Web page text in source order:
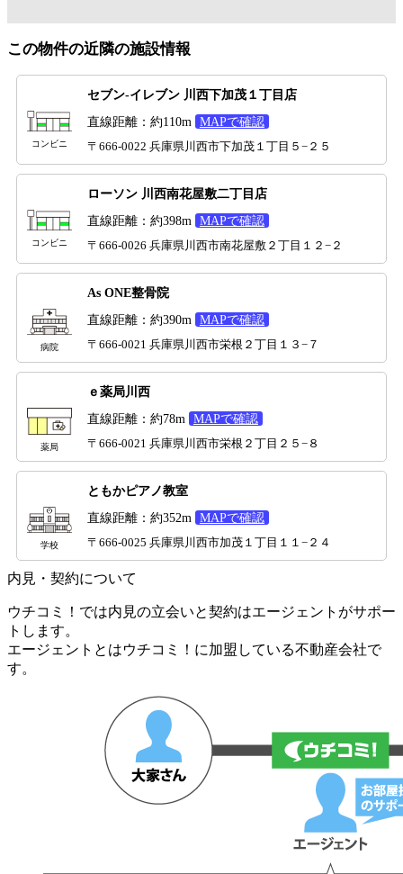
この物件の近隣の施設情報
コンビニ
セブン-イレブン 川西下加茂１丁目店
直線距離：約110m
MAPで確認
〒666-0022 兵庫県川西市下加茂１丁目５−２５
コンビニ
ローソン 川西南花屋敷二丁目店
直線距離：約398m
MAPで確認
〒666-0026 兵庫県川西市南花屋敷２丁目１２−２
病院
As ONE整骨院
直線距離：約390m
MAPで確認
〒666-0021 兵庫県川西市栄根２丁目１３−７
薬局
ｅ薬局川西
直線距離：約78m
MAPで確認
〒666-0021 兵庫県川西市栄根２丁目２５−８
学校
ともかピアノ教室
直線距離：約352m
MAPで確認
〒666-0025 兵庫県川西市加茂１丁目１１−２４
内見・契約について
ウチコミ！では内見の立会いと契約はエージェントがサポー
トします。
エージェントとはウチコミ！に加盟している不動産会社で
す。